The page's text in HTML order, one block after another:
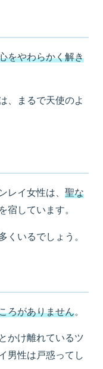
をやわらかく解き
、まるで天使のよ
レイ女性は、 聖な
宿しています。
くいるでしょう。
ろがありません。
かけ離れているツ
男性は戸惑ってし